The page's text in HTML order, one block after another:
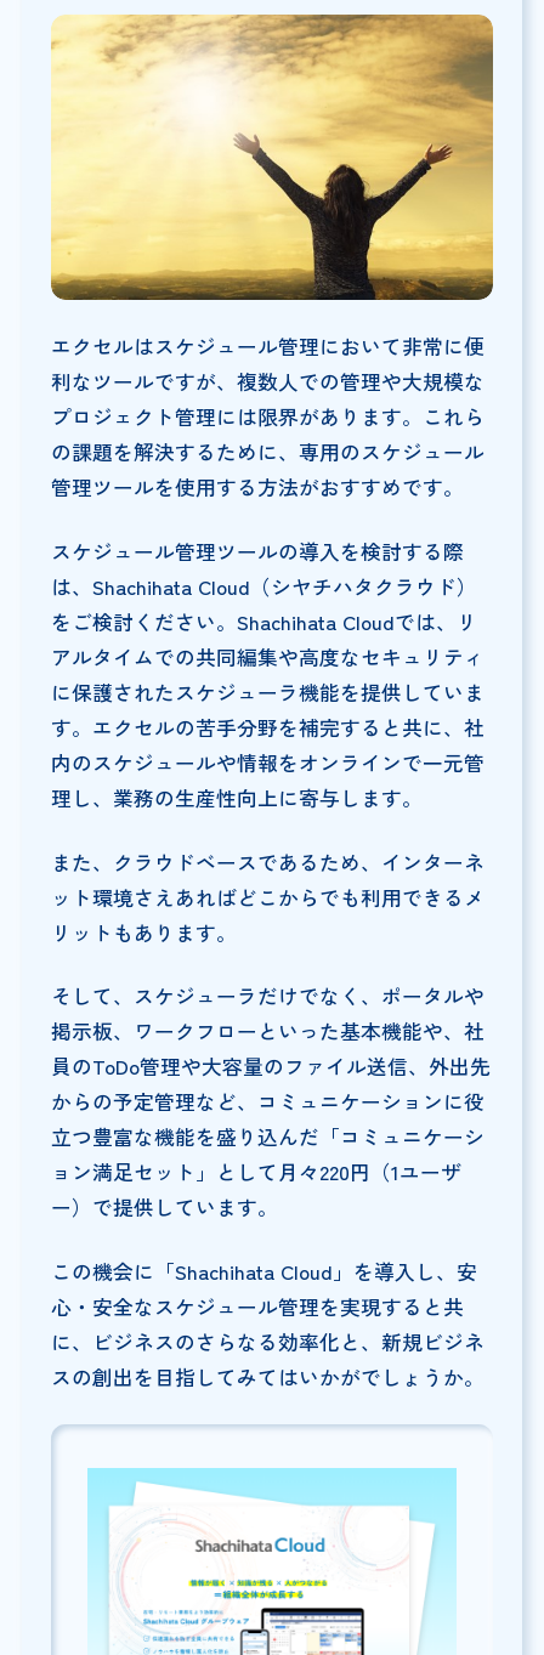
エクセルはスケジュール管理において非常に便
利なツールですが、複数人での管理や大規模な
プロジェクト管理には限界があります。これら
の課題を解決するために、専用のスケジュール
管理ツールを使用する方法がおすすめです。
スケジュール管理ツールの導入を検討する際
は、Shachihata Cloud（シヤチハタクラウド）
をご検討ください。Shachihata Cloudでは、リ
アルタイムでの共同編集や高度なセキュリティ
に保護されたスケジューラ機能を提供していま
す。エクセルの苦手分野を補完すると共に、社
内のスケジュールや情報をオンラインで一元管
理し、業務の生産性向上に寄与します。
また、クラウドベースであるため、インターネ
ット環境さえあればどこからでも利用できるメ
リットもあります。
そして、スケジューラだけでなく、ポータルや
掲示板、ワークフローといった基本機能や、社
員のToDo管理や大容量のファイル送信、外出先
からの予定管理など、コミュニケーションに役
立つ豊富な機能を盛り込んだ「コミュニケーシ
ョン満足セット」として月々220円（1ユーザ
ー）で提供しています。
この機会に「Shachihata Cloud」を導入し、安
心・安全なスケジュール管理を実現すると共
に、ビジネスのさらなる効率化と、新規ビジネ
スの創出を目指してみてはいかがでしょうか。